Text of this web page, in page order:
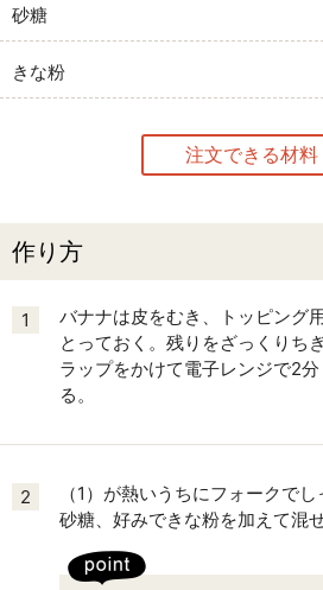
砂糖
きな粉
注文できる材料
作り方
1
バナナは皮をむき、トッピング
とっておく。残りをざっくりち
ラップをかけて電子レンジで2
る。
2
（1）が熱いうちにフォークで
砂糖、好みできな粉を加えて混ぜ